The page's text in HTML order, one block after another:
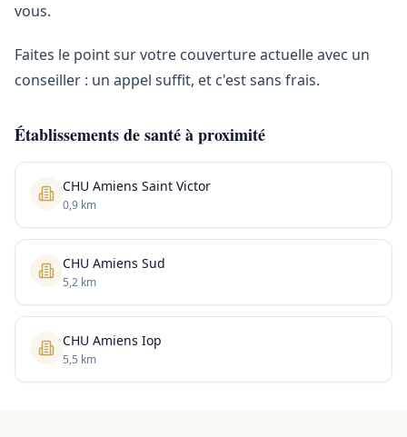
vous.
Faites le point sur votre couverture actuelle avec un
conseiller : un appel suffit, et c'est sans frais.
Établissements de santé à proximité
CHU Amiens Saint Victor
0,9 km
CHU Amiens Sud
5,2 km
CHU Amiens Iop
5,5 km